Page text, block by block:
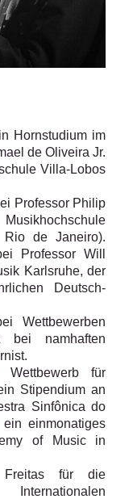
Hornstudium im
de Oliveira Jr.
Villa-Lobos
Professor Philip
de Janeiro).
Professor Will
Karlsruhe, der
Deutsch-
Wettbewerben
bei namhaften
für
Stipendium an
Sinfônica do
einmonatiges
of Music in
für die